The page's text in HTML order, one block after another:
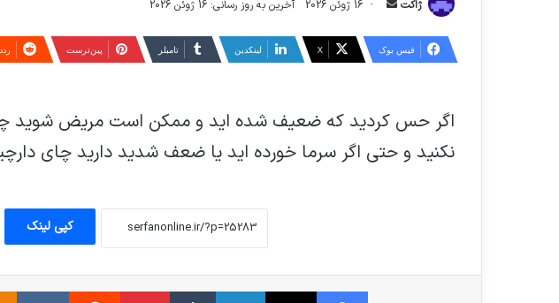
ژاکت
ارسال 16 ژوئن 2026 آخرین به روز رسانی: 16 ژوئن 2026
فیس بوک X لینکدین ‫تامبلر ‫پین‌ترست
اگر حس کردید که ضعیف شده اید و ممکن است مریض شوید
نکنید و حتی اگر سرما خورده اید یا ضعف شدید دارید چای
کپی لینک
فیس بوک X لینکدین ‫تامبلر ‫پین‌ترست ‫رددیت